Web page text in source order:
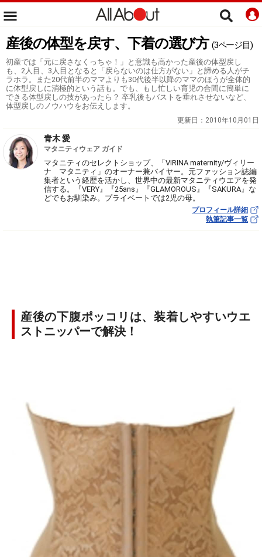
産後の体型を戻す、下着の選び方 (3ページ目)
初産では「元に戻さなくっちゃ！」と意識も高かった産後の体型戻し
も、2人目、3人目となると「戻らないのは仕方がない」と諦める人がチ
ラホラ。また20代前半のママよりも30代後半以降のママのほうが全体的
に体型戻しに消極的という話も。でも、もし忙しい育児の合間に簡単に
できる体型戻しの技があったら？ 卒乳後もバストを垂れさせないなど、
体型戻しのノウハウをお伝えします。
更新日： 2010年10月01日
青木 愛
マタニティウェア ガイド
マタニティのセレクトショップ、「VIRINA maternity/ヴィリー
ナ マタニティ」のオーナー兼バイヤー。元ファッション誌編
集者という経歴を活かし、世界中の最新マタニティウエアを発
信する。『VERY』『25ans』『GLAMOROUS』『SAKURA』な
どでもお馴染み。プライベートでは2児の母。
プロフィール詳細
執筆記事一覧
産後の下腹ポッコリは、装着しやすいウエ
ストニッパーで解決！